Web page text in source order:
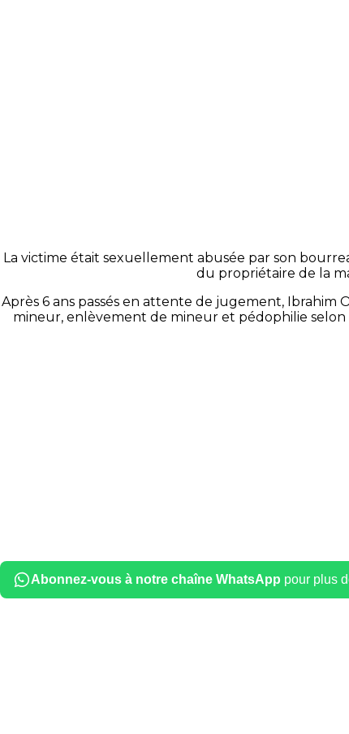
La victime était sexuellement abusée par son
du propriétaire de la
Après 6 ans passés en attente de jugement, Ibrahim
mineur, enlèvement de mineur et pédophilie
Abonnez-vous à notre chaîne WhatsApp pour plus